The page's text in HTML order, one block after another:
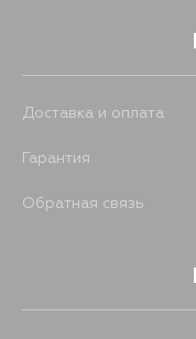
Доставка и оплата
Гарантия
Обратная связь